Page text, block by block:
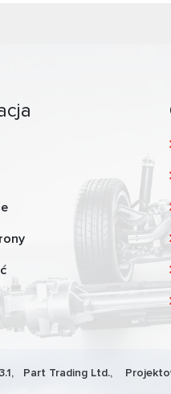
Part Trading Ltd.,